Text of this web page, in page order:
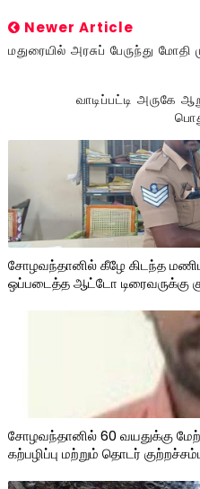
Newer Article
மதுரையில் அரசுப் பேருந்து மோதி
வாடிப்பட்டி அருகே
சோழவந்தானில் கீழே கிடந்த
ஒப்படைத்த ஆட்டோ டிரைவருக்கு
சோழவந்தானில் 60 வயதுக்கு
கற்பழிப்பு மற்றும் தொடர்